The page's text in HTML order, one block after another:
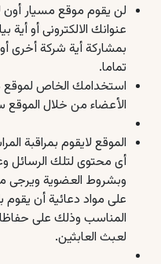
لن يقوم موقع مسيار
عنوانك الالكترونى أو
بمشاركة أية شركة أخرى
تماما.
استخدامك الخاص لموقع
الأعضاء من خلال الموقع
الموقع لايقوم بمراقبة
أى محتوى لتلك الرسائل
وبشروط العضوية ويرجى
على مواد دعائية أن يقوم
المناسب وذلك على
لعبث العابثين.